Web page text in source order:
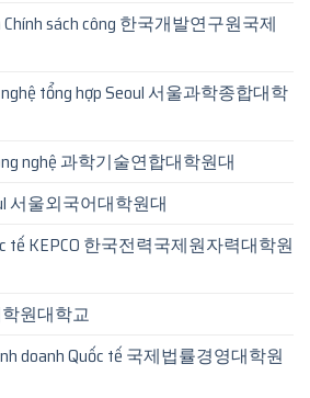
Chính sách công 한국개발연구원국제
nghệ tổng hợp Seoul 서울과학종합대학
nghệ 과학기술연합대학원대
서울외국어대학원대
tế KEPCO 한국전력국제원자력대학원
학원대학교
doanh Quốc tế 국제법률경영대학원